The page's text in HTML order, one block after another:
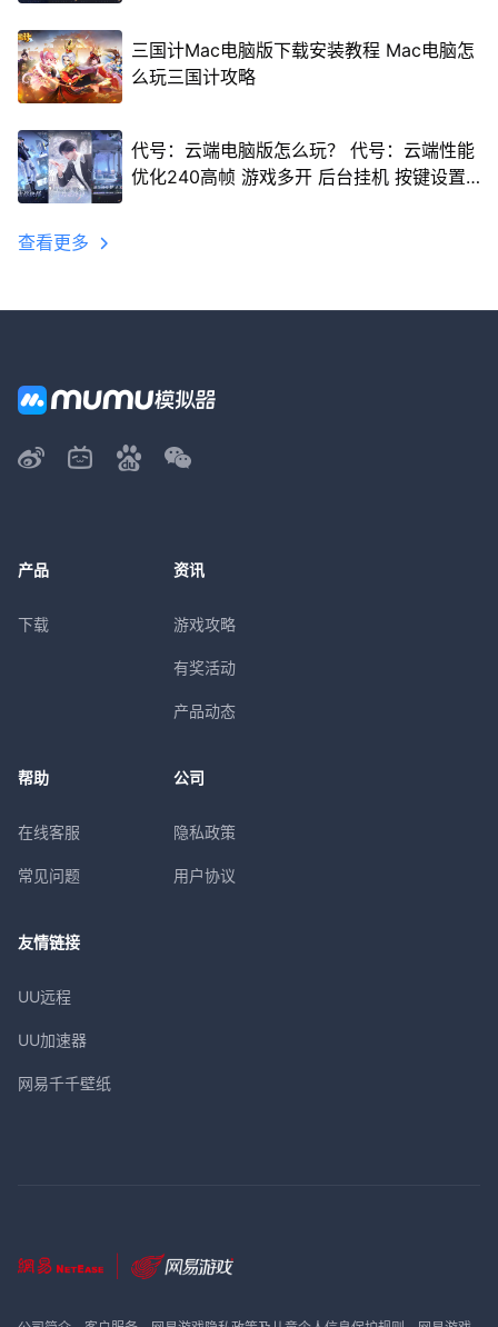
三国计Mac电脑版下载安装教程 Mac电脑怎
么玩三国计攻略
代号：云端电脑版怎么玩？ 代号：云端性能
优化240高帧 游戏多开 后台挂机 按键设置
查看更多
产品
下载
资讯
游戏攻略
有奖活动
产品动态
帮助
在线客服
常见问题
公司
隐私政策
用户协议
友情链接
UU远程
UU加速器
网易千千壁纸